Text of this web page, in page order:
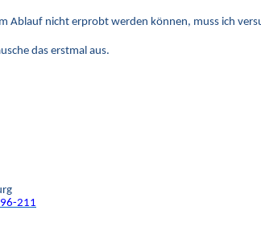
Ablauf nicht erprobt werden können, muss ich
das erstmal aus.
211